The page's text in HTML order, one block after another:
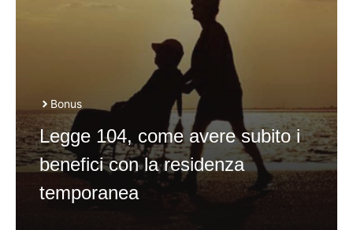
Bonus
Legge 104, come avere subito i
benefici con la residenza
temporanea